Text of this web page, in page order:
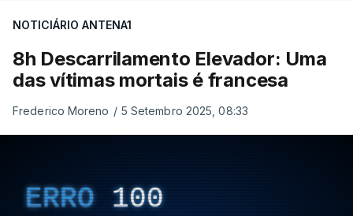
8h Descarrilamento
NOTICIÁRIO ANTENA1
8h Descarrilamento Elevador: Uma
das vítimas mortais é francesa
Frederico Moreno / 5 Setembro 2025, 08:33
ERRO 100